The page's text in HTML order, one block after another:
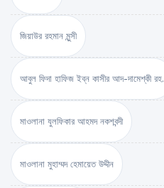
জিয়াউর রহমান মুন্সী
আবুল ফিদা হাফিজ ইব্‌ন কাসীর আদ-দামেশ্‌কী রহ.
মাওলানা যুলফিকার আহমদ নকশবন্দী
মাওলানা মুহাম্মদ হেমায়েত উদ্দীন